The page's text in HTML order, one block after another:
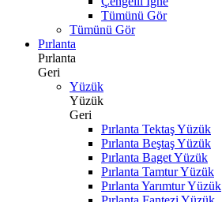
Tümünü Gör
Tümünü Gör
Pırlanta
Pırlanta
Geri
Yüzük
Yüzük
Geri
Pırlanta Tektaş Yüzük
Pırlanta Beştaş Yüzük
Pırlanta Baget Yüzük
Pırlanta Tamtur Yüzük
Pırlanta Yarımtur Yüzük